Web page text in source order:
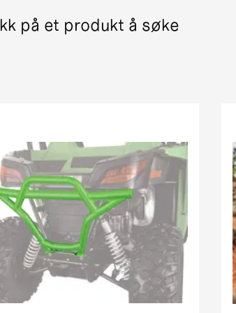
my new c8832
my
legal my i
0bc69
Street Legal MY
legal my
Legal MY
på et produkt å søke